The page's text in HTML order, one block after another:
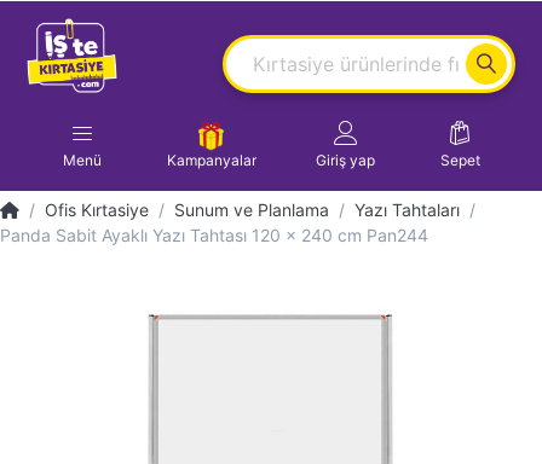
Menü Kampanyalar Giriş yap Sepet
Ofis Kırtasiye Sunum ve Planlama
Yazı Tahtaları
Panda Sabit Ayaklı Yazı Tahtası 120 x 240 cm Pan244